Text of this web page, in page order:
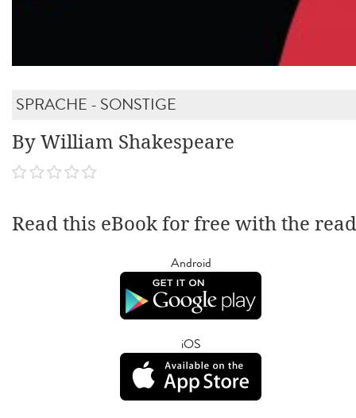
SPRACHE - SONSTIGE
By William Shakespeare
Read this eBook for free with the
Android
iOS